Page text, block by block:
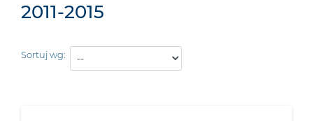
2011-2015
Sortuj wg: